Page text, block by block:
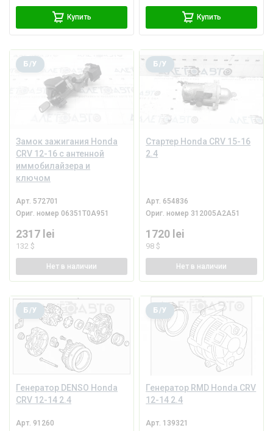
Купить Купить
Замок зажигания Honda
CRV 12-16 с антенной
иммобилайзера и
ключом
Б/У
Арт. 572701
Ориг. номер 06351T0A951
2317 lei
132 $
Нет в наличии
Стартер Honda CRV 15-16
2.4
Б/У
Арт. 654836
Ориг. номер 312005A2A51
1720 lei
98 $
Нет в наличии
Генератор DENSO Honda
CRV 12-14 2.4
Б/У
Арт. 91260
Генератор RMD Honda CRV
12-14 2.4
Б/У
Арт. 139321